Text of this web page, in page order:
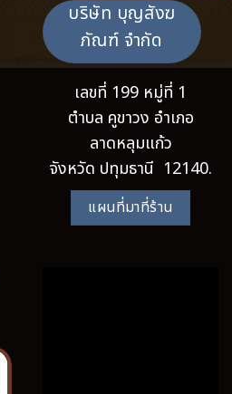
บริษัท บุญสังฆ
ภัณฑ์ จำกัด
เลขที่ 199 หมู่ที่ 1
ตำบล คูขาวง อำเภอ
ลาดหลุมแก้ว
จังหวัด ปทุมธานี 12140.
แผนที่มาที่ร้าน